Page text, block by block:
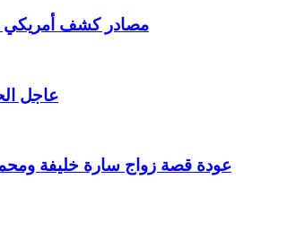
مصادر كشف أمريكي
عاجل
عودة قصة زواج سارة خليفة